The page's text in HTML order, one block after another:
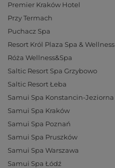
Premier Kraków Hotel
Przy Termach
Puchacz Spa
Resort Król Plaza Spa & Wellness
Róża Wellness&Spa
Saltic Resort Spa Grzybowo
Saltic Resort Łeba
Samui Spa Konstancin-Jeziorna
Samui Spa Kraków
Samui Spa Poznań
Samui Spa Pruszków
Samui Spa Warszawa
Samui Spa Łódź